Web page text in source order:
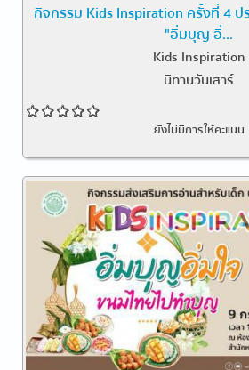
กิจกรรม Kids Inspiration ครั้งที่ 4 ป
"อิ่มบุญ อิ่...
Kids Inspiration
นิทานวันเสาร์
ยังไม่มีการให้คะแนน